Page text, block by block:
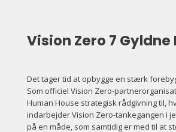
Vision Zero 7 Gyldne
Det tager tid at opbygge en stærk
Som officiel Vision Zero-
Human House strategisk rådgivning til,
indarbejder Vision Zero-tankegangen i
på en måde, som samtidig er med til at